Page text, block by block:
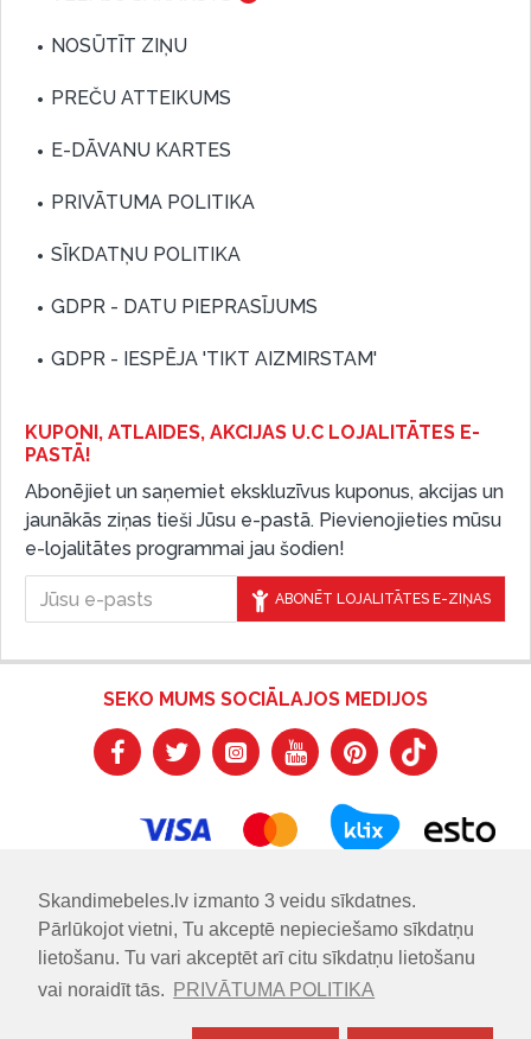
Skandimebeles.lv izmanto 3 veidu sīkdatnes.
Pārlūkojot vietni, Tu akceptē nepieciešamo sīkdatņu
lietošanu. Tu vari akceptēt arī citu sīkdatņu lietošanu
vai noraidīt tās.
PRIVĀTUMA POLITIKA
NOSŪTĪT ZIŅU
PREČU ATTEIKUMS
E-DĀVANU KARTES
PRIVĀTUMA POLITIKA
SĪKDATŅU POLITIKA
GDPR - DATU PIEPRASĪJUMS
GDPR - IESPĒJA 'TIKT AIZMIRSTAM'
KUPONI, ATLAIDES, AKCIJAS U.C LOJALITĀTES E-
PASTĀ!
Abonējiet un saņemiet ekskluzīvus kuponus, akcijas un
jaunākās ziņas tieši Jūsu e-pastā. Pievienojieties mūsu
e-lojalitātes programmai jau šodien!
ABONĒT LOJALITĀTES E-ZIŅAS
SEKO MUMS SOCIĀLAJOS MEDIJOS